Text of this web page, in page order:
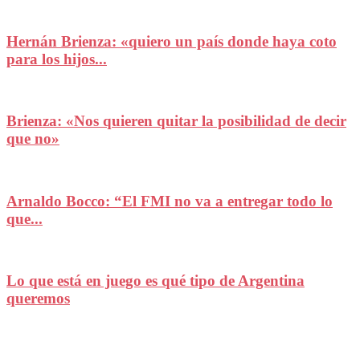
Hernán Brienza: «quiero un país donde haya coto
para los hijos...
Brienza: «Nos quieren quitar la posibilidad de decir
que no»
Arnaldo Bocco: “El FMI no va a entregar todo lo
que...
Lo que está en juego es qué tipo de Argentina
queremos